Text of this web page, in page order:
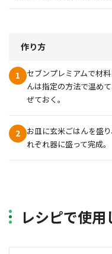
作り方
1
セブンプレミアムで材
んは指定の方法で温め
ぜておく。
2
お皿に玄米ごはんを盛
れぞれ器に盛って完成。
レシピで使用